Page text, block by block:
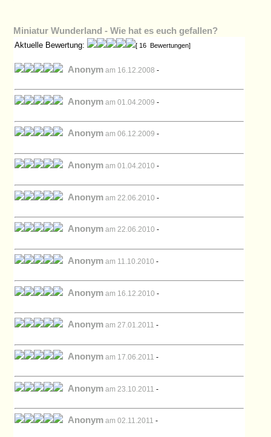
Miniatur Wunderland - Wie hat es euch gefallen?
Aktuelle Bewertung: [ 16 Bewertungen]
Anonym am 16.12.2008 -
Anonym am 01.04.2009 -
Anonym am 06.12.2009 -
Anonym am 01.04.2010 -
Anonym am 22.06.2010 -
Anonym am 22.06.2010 -
Anonym am 11.10.2010 -
Anonym am 16.12.2010 -
Anonym am 27.01.2011 -
Anonym am 17.06.2011 -
Anonym am 23.10.2011 -
Anonym am 02.11.2011 -